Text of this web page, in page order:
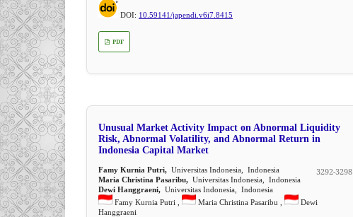
DOI: 10.59141/japendi.v6i7.8415
PDF
Unusual Market Activity Impact on Abnormal Liquidity
Risk, Abnormal Volatility, and Abnormal Return in
Indonesia Capital Market
Famy Kurnia Putri, Universitas Indonesia, Indonesia
Maria Christina Pasaribu, Universitas Indonesia, Indonesia
Dewi Hanggraeni, Universitas Indonesia, Indonesia
Famy Kurnia Putri ,
Maria Christina Pasaribu ,
Dewi
Hanggraeni
3292-3298